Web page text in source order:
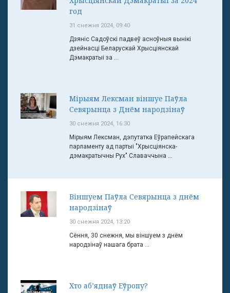
год
31 снежня 2024, 09:40
Дзяніс Садоўскі падвеў асноўныя вынікі
дзейнасці Беларускай Хрысціянскай
Дэмакратыі за ...
Мірыям Лексман віншуе Паўла
Севярынца з Днём народзінаў
30 снежня 2024, 16:30
Мірыям Лексман, дэпутатка Еўрапейскага
парламенту ад партыі "Хрысціянска-
дэмакратычны Рух" Славаччына ...
Віншуем Паўла Севярынца з днём
народзінаў
30 снежня 2024, 13:20
Сёння, 30 снежня, мы віншуем з днём
народзінаў нашага брата ...
Хто аб’яднаў Еўропу?